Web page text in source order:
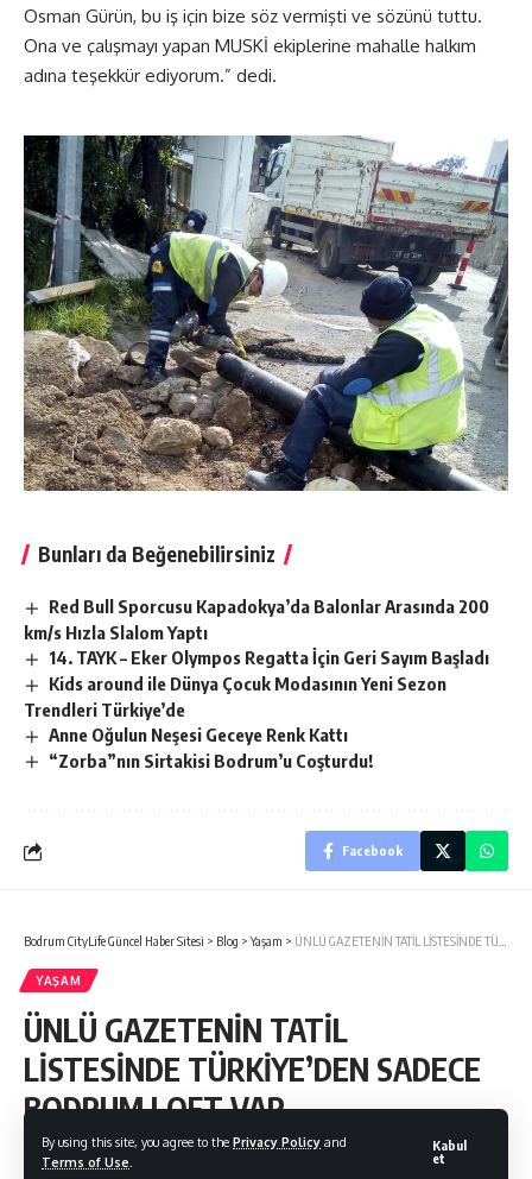
By using this site, you agree to the Privacy Policy and
Terms of Use
Kabul
et
Osman Gürün, bu iş için bize söz vermişti ve sözünü tuttu.
Ona ve çalışmayı yapan MUSKİ ekiplerine mahalle halkım
adına teşekkür ediyorum.” dedi.
Bunları da Beğenebilirsiniz
Red Bull Sporcusu Kapadokya’da Balonlar Arasında 200
km/s Hızla Slalom Yaptı
14. TAYK – Eker Olympos Regatta İçin Geri Sayım Başladı
Kids around ile Dünya Çocuk Modasının Yeni Sezon
Trendleri Türkiye’de
Anne Oğulun Neşesi Geceye Renk Kattı
“Zorba”nın Sirtakisi Bodrum’u Coşturdu!
Facebook
Bodrum CityLife Güncel Haber Sitesi > Blog >Yaşam > ÜNLÜ GAZETENİN TATİL LİSTESİNDE TÜRKİYE’DEN SADECE BODRUM LOFT VAR…
YAŞAM
ÜNLÜ GAZETENİN TATİL
LİSTESİNDE TÜRKİYE’DEN SADECE
BODRUM LOFT VAR…